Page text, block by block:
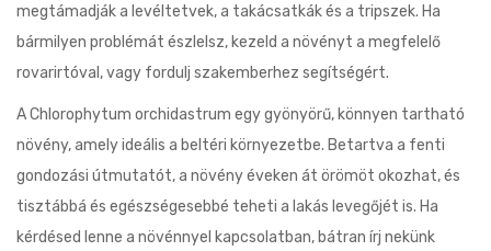
megtámadják a levéltetvek, a takácsatkák és a tripszek. Ha
bármilyen problémát észlelsz, kezeld a növényt a megfelelő
rovarirtóval, vagy fordulj szakemberhez segítségért.
A Chlorophytum orchidastrum egy gyönyörű, könnyen tartható
növény, amely ideális a beltéri környezetbe. Betartva a fenti
gondozási útmutatót, a növény éveken át örömöt okozhat, és
tisztábbá és egészségesebbé teheti a lakás levegőjét is. Ha
kérdésed lenne a növénnyel kapcsolatban, bátran írj nekünk